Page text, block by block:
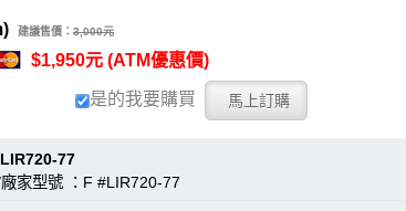
建議售價： 3,000元
$1,950元 (ATM優惠價)
是的我要購買
77
家型號 ：F #LIR720-77